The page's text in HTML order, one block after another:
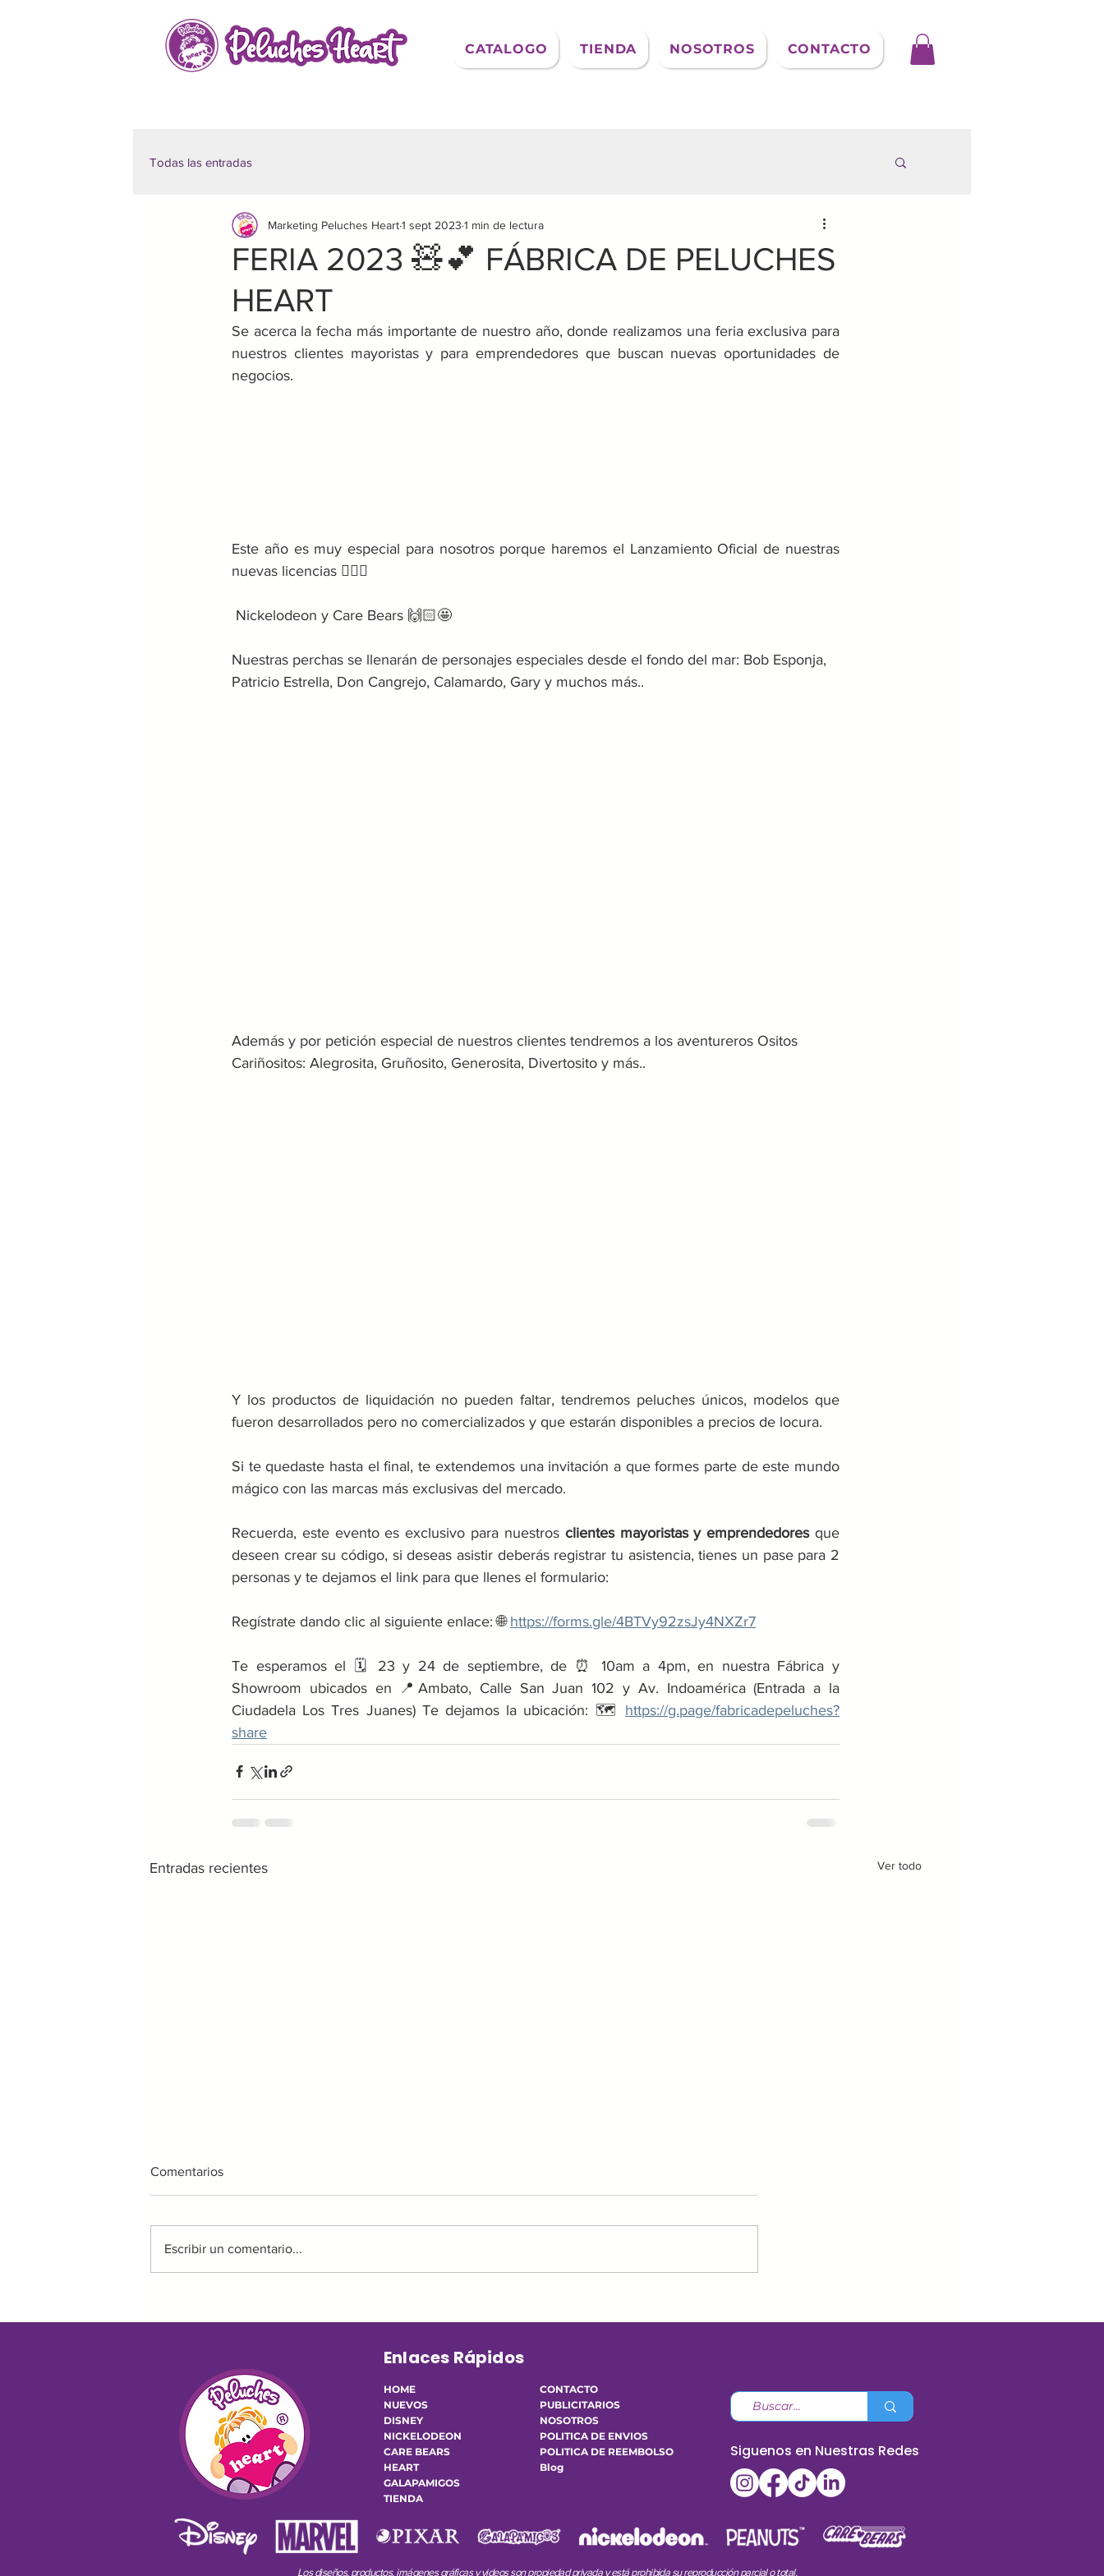
CATALOGO TIENDA NOSOTROS CONTACTO
Todas las entradas
FERIA 2023 🧸💕 FÁBRICA DE PELUCHES
HEART
Marketing Peluches Heart1 sept 2023 1 min de lectura
Se acerca la fecha más importante de nuestro año, donde realizamos una feria exclusiva para
nuestros clientes mayoristas y para emprendedores que buscan nuevas oportunidades de
negocios.
Este año es muy especial para nosotros porque haremos el Lanzamiento Oficial de nuestras
nuevas licencias 💁🏻‍♀️
Nickelodeon y Care Bears 🙌🏻🤩
Nuestras perchas se llenarán de personajes especiales desde el fondo del mar: Bob Esponja,
Patricio Estrella, Don Cangrejo, Calamardo, Gary y muchos más..
Además y por petición especial de nuestros clientes tendremos a los aventureros Ositos
Cariñositos: Alegrosita, Gruñosito, Generosita, Divertosito y más..
Y los productos de liquidación no pueden faltar, tendremos peluches únicos, modelos que
fueron desarrollados pero no comercializados y que estarán disponibles a precios de locura.
Si te quedaste hasta el final, te extendemos una invitación a que formes parte de este mundo
mágico con las marcas más exclusivas del mercado.
Recuerda, este evento es exclusivo para nuestros clientes mayoristas y emprendedores que
deseen crear su código, si deseas asistir deberás registrar tu asistencia, tienes un pase para 2
personas y te dejamos el link para que llenes el formulario:
Regístrate dando clic al siguiente enlace: 🌐 https://forms.gle/4BTVy92zsJy4NXZr7
Te esperamos el 🗓️ 23 y 24 de septiembre, de ⏰ 10am a 4pm, en nuestra Fábrica y
Showroom ubicados en 📍Ambato, Calle San Juan 102 y Av. Indoamérica (Entrada a la
Ciudadela Los Tres Juanes) Te dejamos la ubicación: 🗺️ https://g.page/fabricadepeluches?
share
Entradas recientes Ver todo
Comentarios
Escribir un comentario...
HOME
NUEVOS
DISNEY
NICKELODEON
CARE BEARS
HEART
GALAPAMIGOS
TIENDA
CONTACTO
PUBLICITARIOS
NOSOTROS
POLITICA DE ENVIOS
POLITICA DE REEMBOLSO
Blog
Siguenos en Nuestras Redes
Los diseños, productos, imágenes gráficas y videos son propiedad privada y está prohibida su reproducción parcial o total.
Enlaces Rápidos